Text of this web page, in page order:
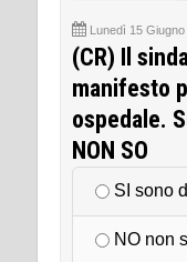
Lunedì 15
(CR) Il
manifesto
ospedale.
NON SO
SI sono
NO non